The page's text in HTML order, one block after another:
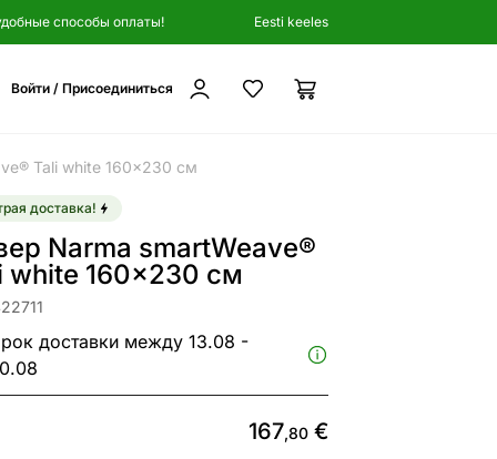
способы оплаты! Eesti keeles
Войти / Присоединиться
Tali white 160x230 см
доставка!
Narma smartWeave®
white 160x230 см
доставки между 13.08 -
167,80€